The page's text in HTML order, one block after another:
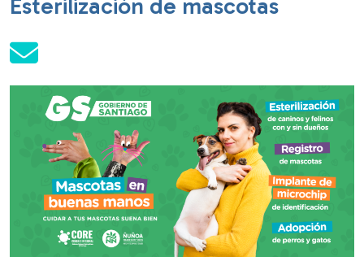
Esterilización de mascotas